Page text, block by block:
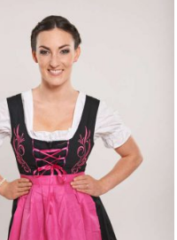
har
flere
varianter.
Mulighederne
kan
vælges
på
varesiden